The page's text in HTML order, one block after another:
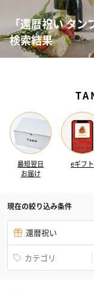
「還暦祝い タ
検索結果
最短翌日
お届け
eギフト
現在の絞り込み条件
還暦祝い
カテゴリ